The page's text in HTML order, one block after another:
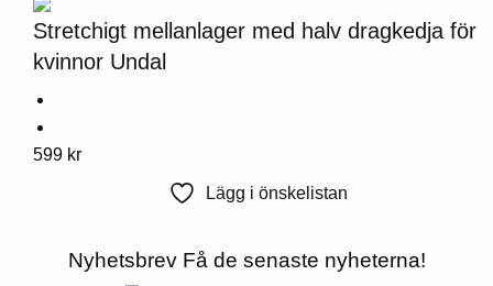
kan
väljas
på
produktsidan
Stretchigt mellanlager med halv dragkedja för
kvinnor Undal
Denna
varianter.
599 kr
Lägg i önskelistan
NyhetsbrevFå de senaste nyheterna!